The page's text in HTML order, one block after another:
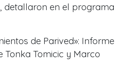
detallaron en el programa
de Parived»: Informe
Tonka Tomicic y Marco